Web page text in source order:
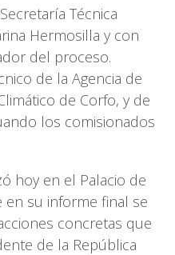
Técnica
Hermosilla y con
del proceso.
de la Agencia de
de Corfo, y de
los comisionados
hoy en el Palacio de
en su informe final se
concretas que
de la República